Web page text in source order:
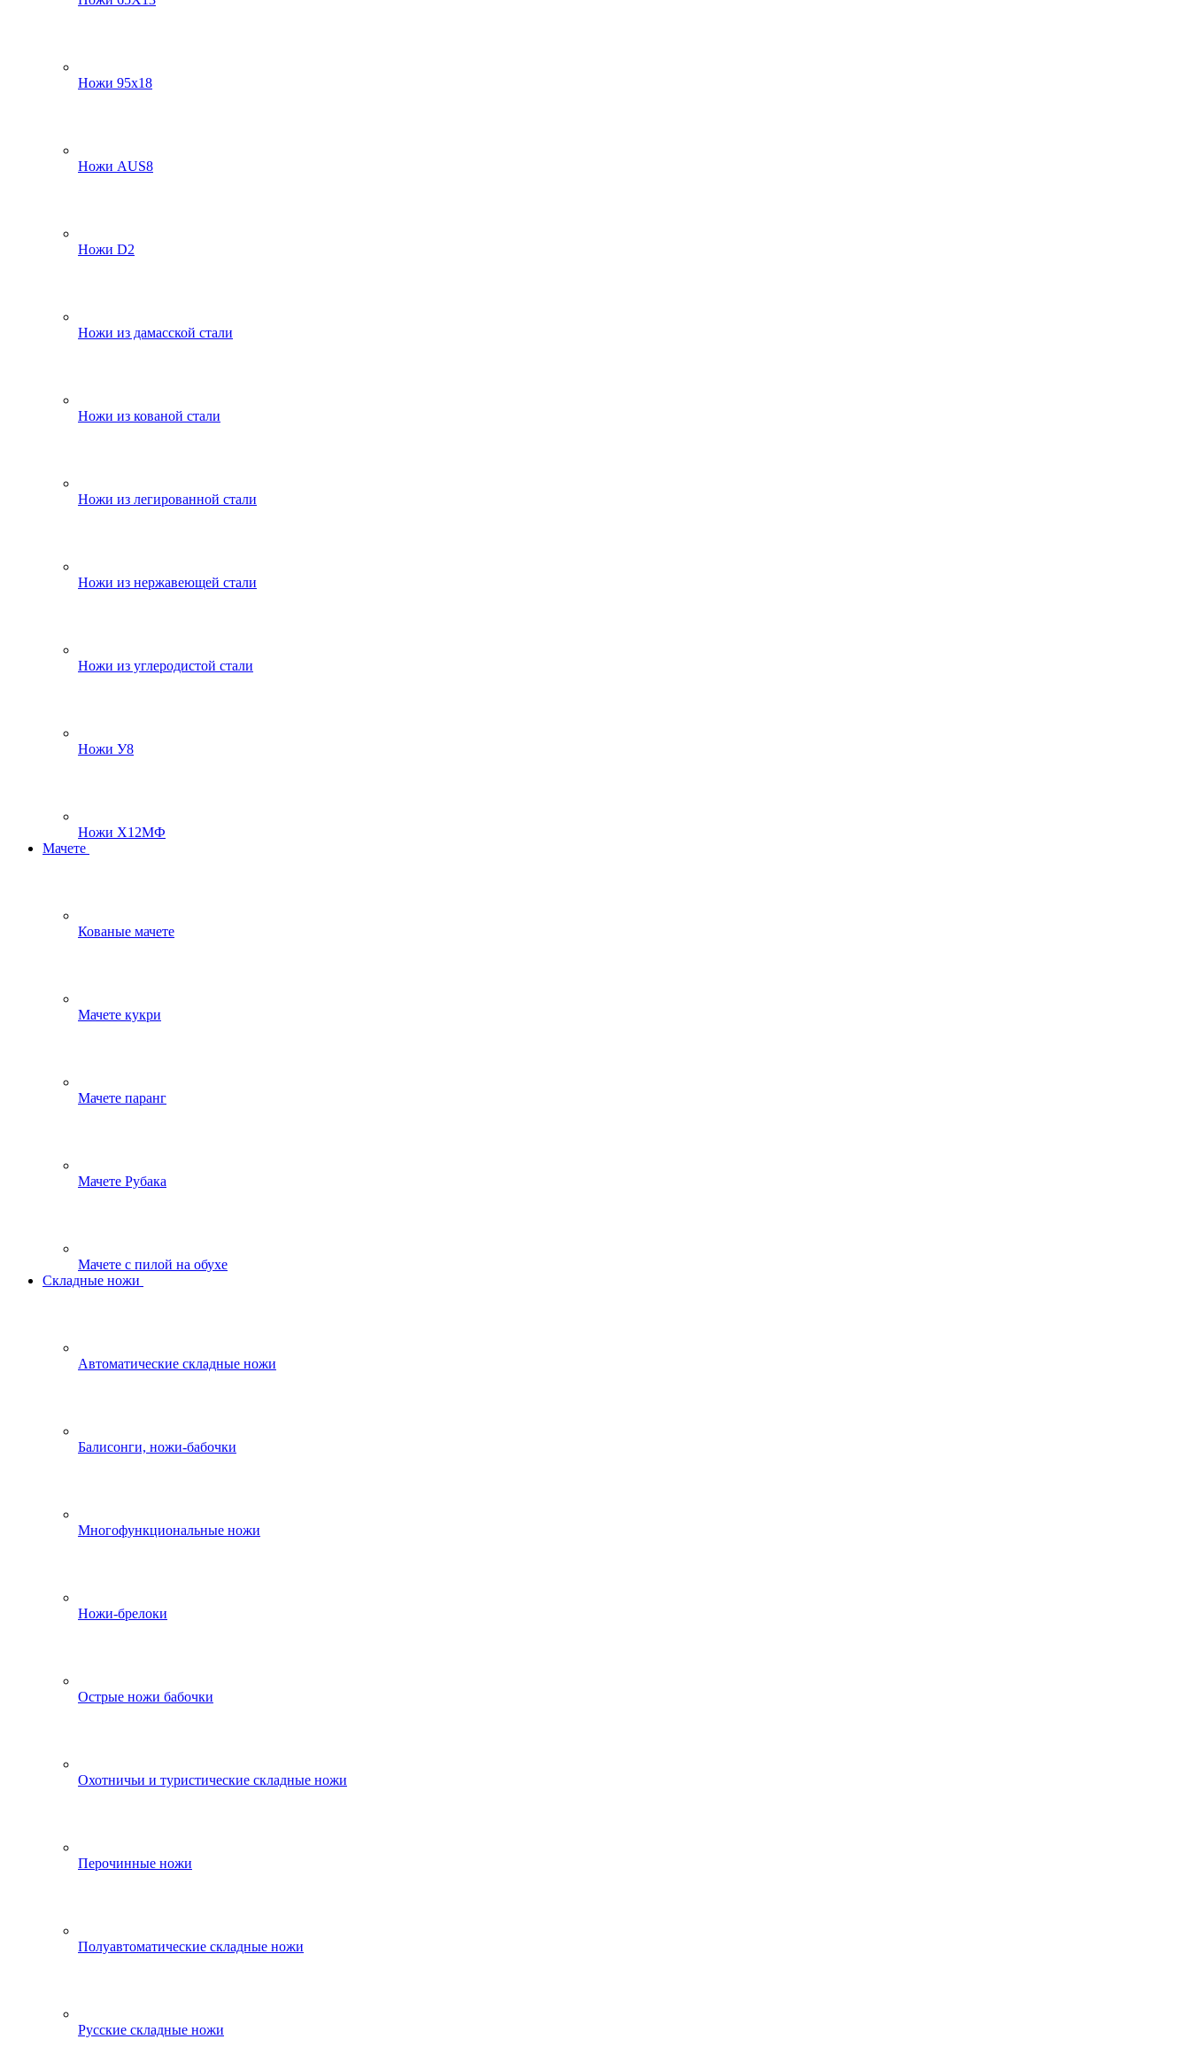
Ножи 95х18
Ножи AUS8
Ножи D2
Ножи из дамасской стали
Ножи из кованой стали
Ножи из легированной стали
Ножи из нержавеющей стали
Ножи из углеродистой стали
Ножи У8
Ножи Х12МФ
Мачете
Кованые мачете
Мачете кукри
Мачете паранг
Мачете Рубака
Мачете с пилой на обухе
Складные ножи
Автоматические складные ножи
Балисонги, ножи-бабочки
Многофункциональные ножи
Ножи-брелоки
Острые ножи бабочки
Охотничьи и туристические складные ножи
Перочинные ножи
Полуавтоматические складные ножи
Русские складные ножи